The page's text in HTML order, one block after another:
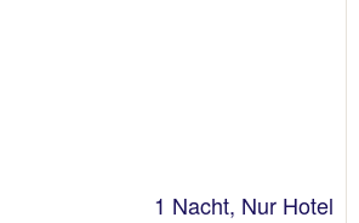
1 Nacht, Nur Hotel